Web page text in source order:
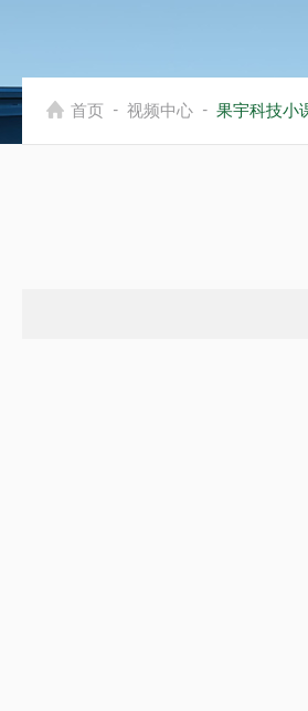
首页 - 视频中心 - 果宇科技小